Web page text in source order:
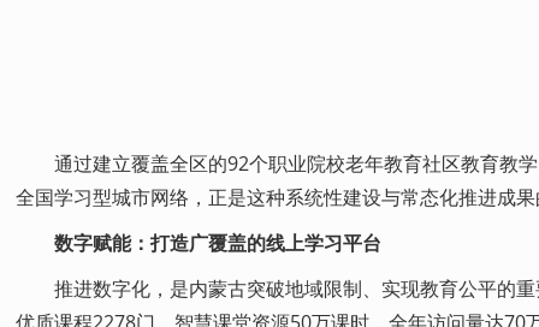
通过建立覆盖全区的92个职业院校老年教育社区教育教学
全国学习型城市网络，正是这种系统性建设与常态化推进成
数字赋能：打造广覆盖的线上学习平台
推进数字化，是内蒙古突破地域限制、实现教育公平的重